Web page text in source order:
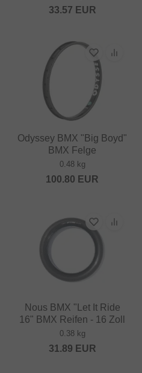
33.57 EUR
Odyssey BMX "Big Boyd"
BMX Felge
0.48 kg
100.80 EUR
Nous BMX "Let It Ride
16" BMX Reifen - 16 Zoll
0.38 kg
31.89 EUR